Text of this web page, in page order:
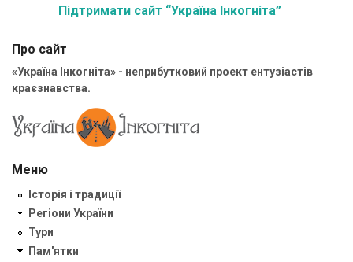
Підтримати сайт “Україна Інкогніта”
Про сайт
«Україна Інкогніта» - неприбутковий проект ентузіастів
краєзнавства.
Меню
Історія і традиції
Регіони України
Тури
Пам'ятки